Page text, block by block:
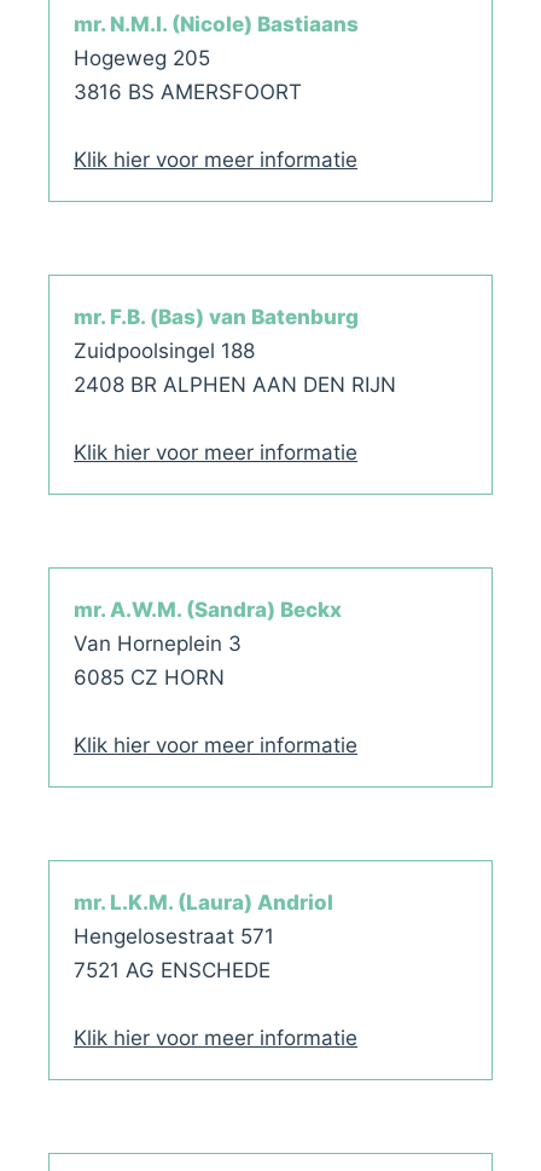
mr. N.M.I. (Nicole) Bastiaans
Hogeweg 205
3816 BS AMERSFOORT
Klik hier voor meer informatie
mr. F.B. (Bas) van Batenburg
Zuidpoolsingel 188
2408 BR ALPHEN AAN DEN RIJN
Klik hier voor meer informatie
mr. A.W.M. (Sandra) Beckx
Van Horneplein 3
6085 CZ HORN
Klik hier voor meer informatie
mr. L.K.M. (Laura) Andriol
Hengelosestraat 571
7521 AG ENSCHEDE
Klik hier voor meer informatie